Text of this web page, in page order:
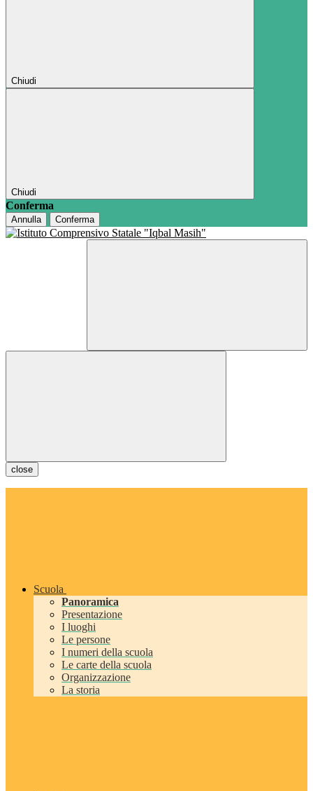
Chiudi
Chiudi
Conferma
Annulla Conferma
close
Scuola
Panoramica
Presentazione
I luoghi
Le persone
I numeri della scuola
Le carte della scuola
Organizzazione
La storia